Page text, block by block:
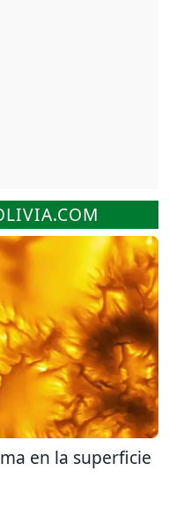
en la superficie